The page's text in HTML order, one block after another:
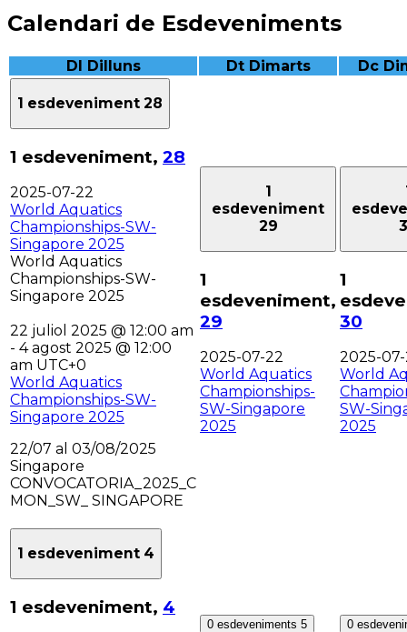
Calendari de Esdeveniments
Dl Dilluns Dt Dimarts Dc
1 esdeveniment 28
1 esdeveniment, 28
2025-07-22
World Aquatics
Championships-SW-
Singapore 2025
World Aquatics
Championships-SW-
Singapore 2025
22 juliol 2025 @ 12:00 am
- 4 agost 2025 @ 12:00
am UTC+0
World Aquatics
Championships-SW-
Singapore 2025
22/07 al 03/08/2025
Singapore
CONVOCATORIA_2025_C
MON_SW_ SINGAPORE
1
esdeveniment
29
1
esdeveniment,
29
2025-07-22
World Aquatics
Championships-
SW-Singapore
2025
1
30
2025-
World
SW-
2025
1 esdeveniment 4
1 esdeveniment, 4
0 esdeveniments 5 0